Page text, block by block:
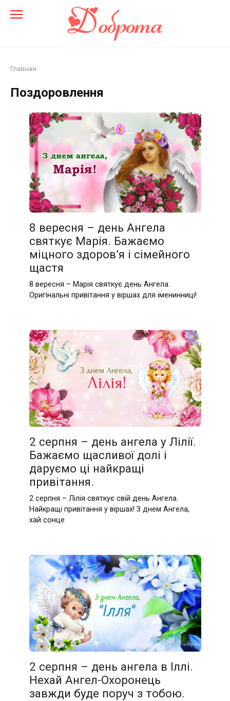
Главная
Поздоровлення
8 вересня – день Ангела
святкує Марія. Бажаємо
міцного здоров’я і сімейного
щастя
8 вересня – Марія святкує день Ангела.
Оригінальні привітання у віршах для іменинниці!
2 серпня – день ангела у Лілії.
Бажаємо щасливої долі і
даруємо ці найкращі
привітання.
2 серпня – Лілія святкує свій день Ангела.
Найкращі привітання у віршах! З днем Ангела,
хай сонце
2 серпня – день ангела в Іллі.
Нехай Ангел-Охоронець
завжди буде поруч з тобою.